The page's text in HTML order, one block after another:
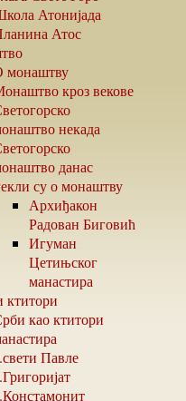
Атонијада
Атос
монаштву
кроз векове
некада
данас
су о монаштву
Архиђакон
Радован Биговић
Игуман
Цетињског
манастира
ктитори
као ктитори
Павле